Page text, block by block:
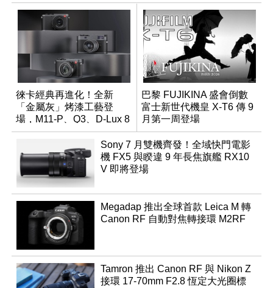
徠卡經典再進化！全新
「金屬灰」烤漆工藝登
場，M11-P、Q3、D-Lux 8
領銜換裝
巴黎 FUJIKINA 盛會倒數
富士新世代機皇 X-T6 傳 9
月第一周登場
Sony 7 月雙機齊發！全域快門電影
機 FX5 與睽違 9 年長焦旗艦 RX10
V 即將登場
Megadap 推出全球首款 Leica M 轉
Canon RF 自動對焦轉接環 M2RF
Tamron 推出 Canon RF 與 Nikon Z
接環 17-70mm F2.8 恆定大光圈標